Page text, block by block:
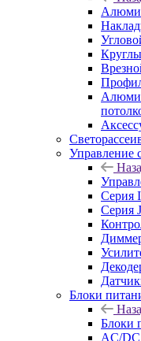
Управление
Серия
Серия
Блоки
Блоки
AC/